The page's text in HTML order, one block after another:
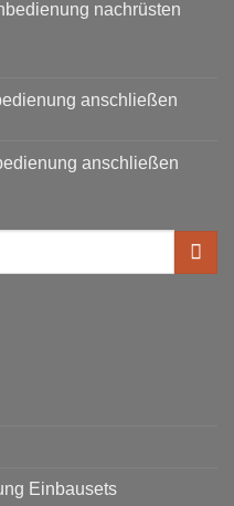
nachrüsten
anschließen
anschließen
Einbausets